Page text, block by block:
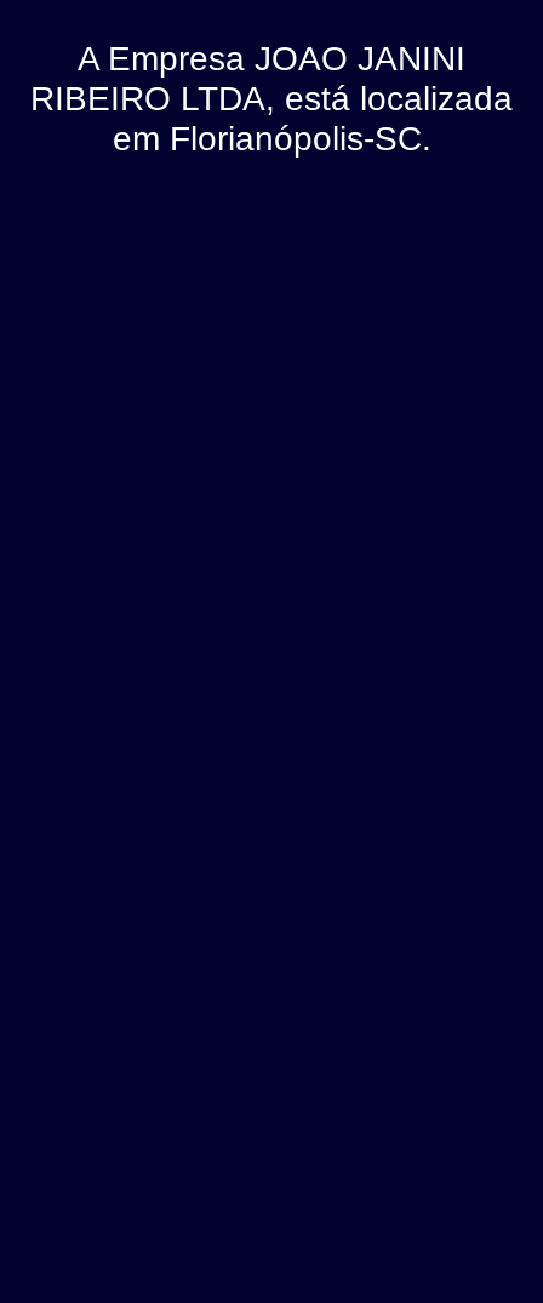
A Empresa JOAO JANINI
RIBEIRO LTDA, está localizada
em Florianópolis-SC.